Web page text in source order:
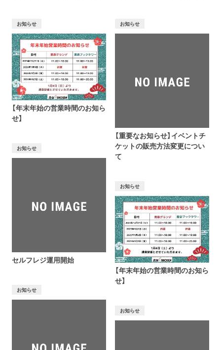
お知らせ
【年末年始の営業時間のお知ら
せ】
お知らせ
【重要なお知らせ】イベントチ
ケットの販売方法変更につい
て
お知らせ
セルフレジ運用開始
お知らせ
【年末年始の営業時間のお知ら
せ】
お知らせ
お知らせ